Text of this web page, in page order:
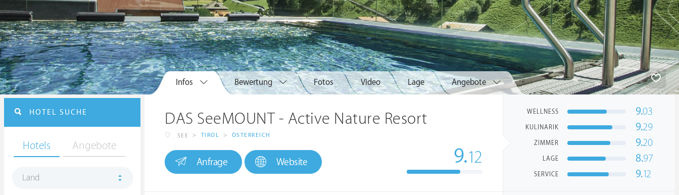
Infos Bewertung Fotos Video Lage Angebote
DAS SeeMOUNT - Active Nature Resort
SEE > TIROL > ÖSTERREICH
Anfrage Website 9.12
WELLNESS 9.03
KULINARIK 9.29
ZIMMER 9.20
LAGE 8.97
SERVICE 9.12
HOTEL SUCHE
Hotels Angebote
Land